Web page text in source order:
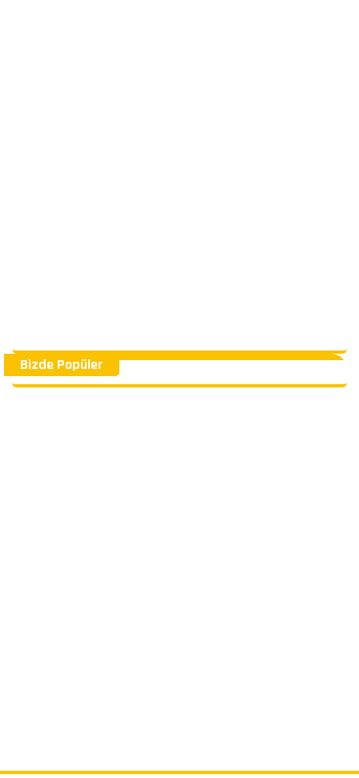
Bizde Popüler